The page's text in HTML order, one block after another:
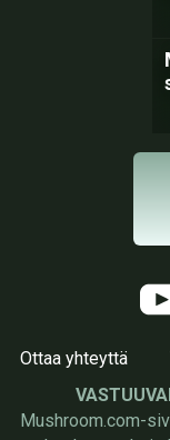
Ottaa yhteyttä
Mushroom.com-